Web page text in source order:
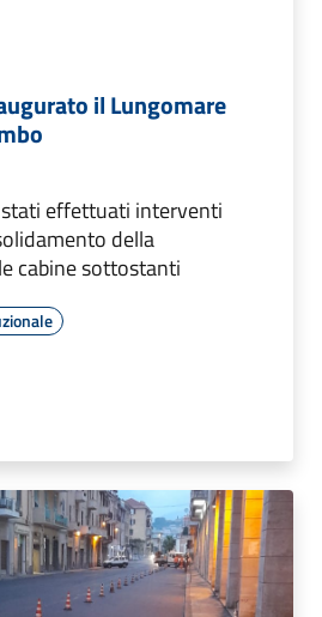
il Lungomare
effettuati interventi
della
cabine sottostanti